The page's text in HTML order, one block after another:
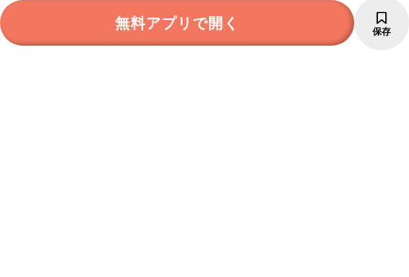
無料アプリで開く 保存